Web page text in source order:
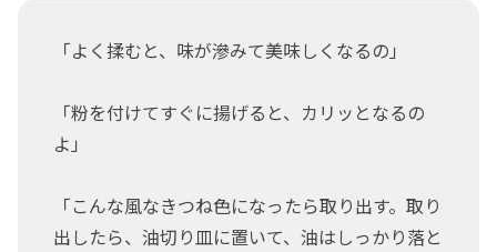
「よく揉むと、味が滲みて美味しくなるの」
「粉を付けてすぐに揚げると、カリッとなるの
よ」
「こんな風なきつね色になったら取り出す。取り
出したら、油切り皿に置いて、油はしっかり落と